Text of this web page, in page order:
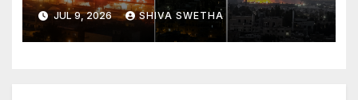
JUL 9, 2026 SHIVA SWETHA